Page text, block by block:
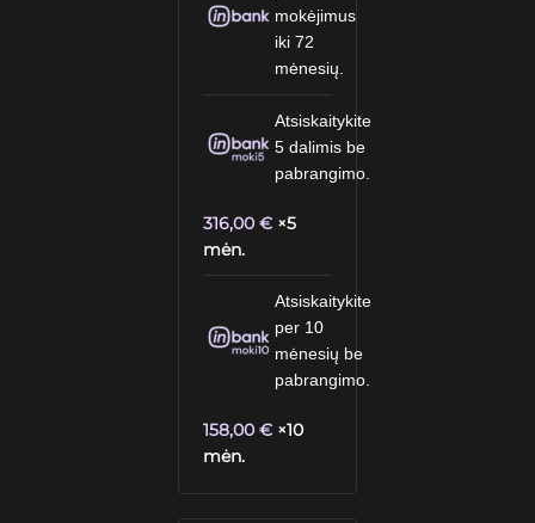
mokėjimus
iki 72
mėnesių.
Atsiskaitykite
5 dalimis be
pabrangimo.
316,00€ ×5
mėn.
Atsiskaitykite
per 10
mėnesių be
pabrangimo.
158,00€ ×10
mėn.